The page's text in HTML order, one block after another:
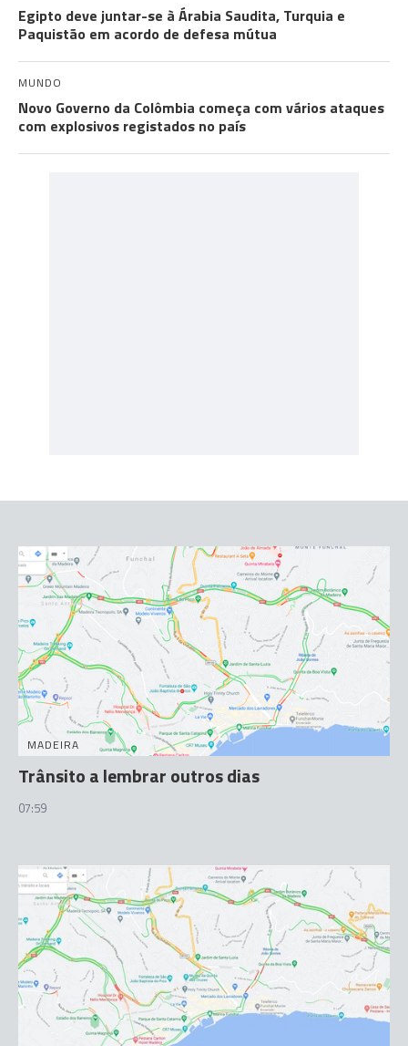
Egipto deve juntar-se à Árabia Saudita, Turquia e
Paquistão em acordo de defesa mútua
MUNDO
Novo Governo da Colômbia começa com vários ataques
com explosivos registados no país
MADEIRA
Trânsito a lembrar outros dias
07:59